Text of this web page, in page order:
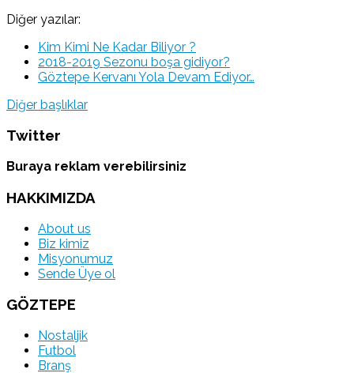
Diğer yazılar:
Kim Kimi Ne Kadar Biliyor ?
2018-2019 Sezonu boşa gidiyor?
Göztepe Kervanı Yola Devam Ediyor…
Diğer başlıklar
Twitter
Buraya reklam verebilirsiniz
HAKKIMIZDA
About us
Biz kimiz
Misyonumuz
Sende Üye ol
GÖZTEPE
Nostaljik
Futbol
Branş